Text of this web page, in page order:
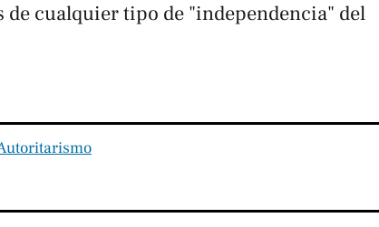
de cualquier tipo de "independencia" del